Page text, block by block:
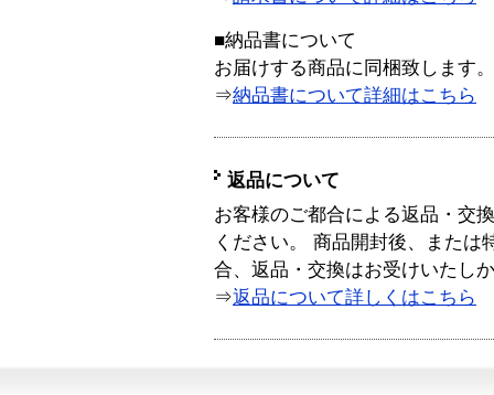
■納品書について
お届けする商品に同梱致します。
⇒納品書について詳細はこちら
返品について
お客様のご都合による返品・交
ください。 商品開封後、または
合、返品・交換はお受けいたし
⇒返品について詳しくはこちら